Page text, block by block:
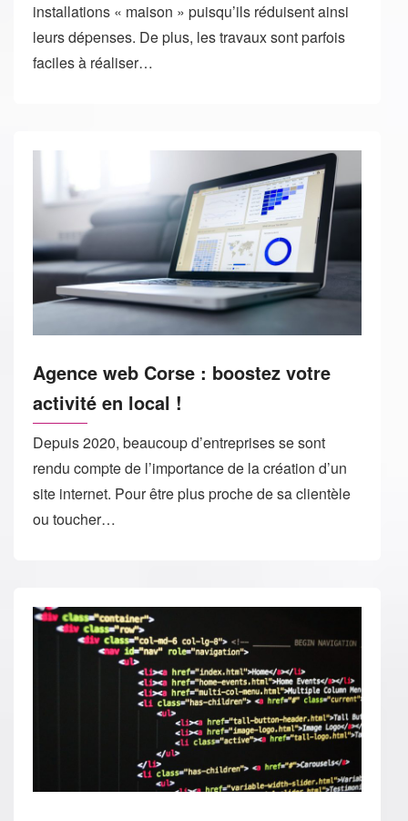
installations « maison » puisqu’ils réduisent ainsi
leurs dépenses. De plus, les travaux sont parfois
faciles à réaliser…
Agence web Corse : boostez votre
activité en local !
Depuis 2020, beaucoup d’entreprises se sont
rendu compte de l’importance de la création d’un
site internet. Pour être plus proche de sa clientèle
ou toucher…